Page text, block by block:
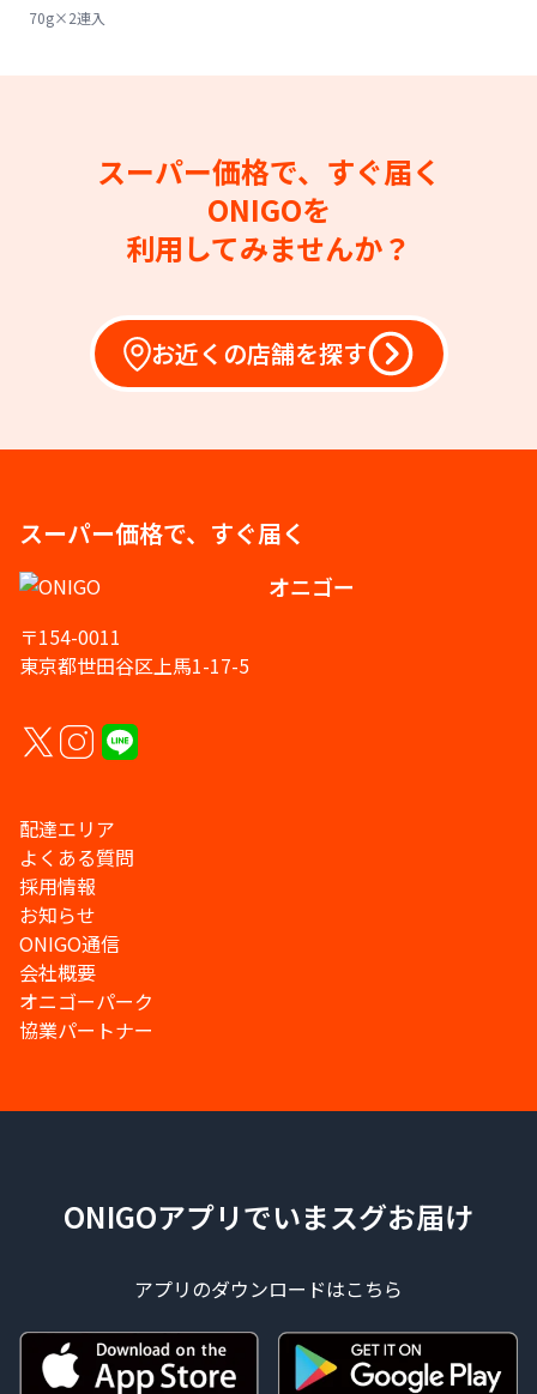
70g×2連入
スーパー価格で、すぐ届く
ONIGOを
利用してみませんか？
お近くの店舗を探す
スーパー価格で、すぐ届く
オニゴー
〒154-0011
東京都世田谷区上馬1-17-5
配達エリア
よくある質問
採用情報
お知らせ
ONIGO通信
会社概要
オニゴーパーク
協業パートナー
ONIGOアプリでいまスグお届け
アプリのダウンロードはこちら